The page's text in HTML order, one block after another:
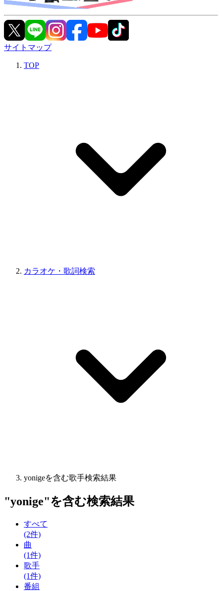
サイトマップ
TOP
カラオケ・歌詞検索
yonigeを含む歌手検索結果
"yonige"を含む検索結果
すべて
(2件)
曲
(1件)
歌手
(1件)
番組